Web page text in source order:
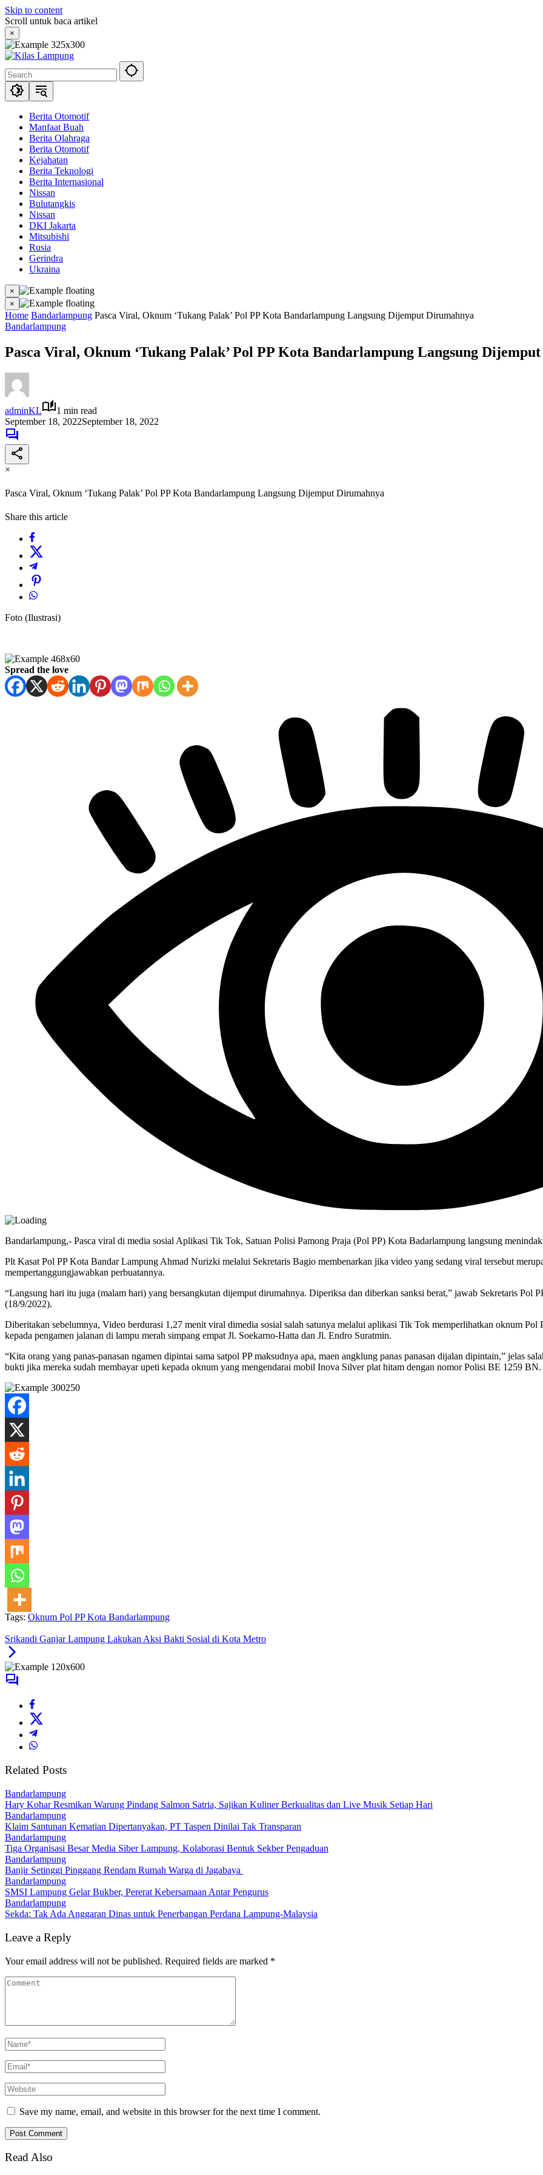
Skip to content
Scroll untuk baca artikel
×
Berita Otomotif
Manfaat Buah
Berita Olahraga
Berita Otomotif
Kejahatan
Berita Teknologi
Berita Internasional
Nissan
Bulutangkis
Nissan
DKI Jakarta
Mitsubishi
Rusia
Gerindra
Ukraina
×
×
Home Bandarlampung Pasca Viral, Oknum ‘Tukang Palak’ Pol PP Kota Bandarlampung Langsung Dijemput Dirumahnya
Bandarlampung
Pasca Viral, Oknum ‘Tukang Palak’ Pol PP Kota Bandarlampung Langsung
adminKL
1 min read
September 18, 2022September 18, 2022
×
Pasca Viral, Oknum ‘Tukang Palak’ Pol PP Kota Bandarlampung Langsung Dijemput Dirumahnya
Share this article
Foto (Ilustrasi)
Spread the love
Bandarlampung,- Pasca viral di media sosial Aplikasi Tik Tok, Satuan Polisi Pamong Praja (Pol PP) Kota Badarlampung langsung
Plt Kasat Pol PP Kota Bandar Lampung Ahmad Nurizki melalui Sekretaris Bagio membenarkan jika video yang sedang viral tersebut
mempertanggungjawabkan perbuatannya.
“Langsung hari itu juga (malam hari) yang bersangkutan dijemput dirumahnya. Diperiksa dan diberkan sanksi berat,” jawab Sekretaris
(18/9/2022).
Diberitakan sebelumnya, Video berdurasi 1,27 menit viral dimedia sosial salah satunya melalui aplikasi Tik Tok memperlihatkan oknum
kepada pengamen jalanan di lampu merah simpang empat Jl. Soekarno-Hatta dan Jl. Endro Suratmin.
“Kita orang yang panas-panasan ngamen dipintai sama satpol PP maksudnya apa, maen angklung panas panasan dijalan dipintain,” jelas
bukti jika mereka sudah membayar upeti kepada oknum yang mengendarai mobil Inova Silver plat hitam dengan nomor Polisi BE 1259
Tags: Oknum Pol PP Kota Bandarlampung
Srikandi Ganjar Lampung Lakukan Aksi Bakti Sosial di Kota Metro
Related Posts
Bandarlampung
Hary Kohar Resmikan Warung Pindang Salmon Satria, Sajikan Kuliner Berkualitas dan Live Musik Setiap Hari
Bandarlampung
Klaim Santunan Kematian Dipertanyakan, PT Taspen Dinilai Tak Transparan
Bandarlampung
Tiga Organisasi Besar Media Siber Lampung, Kolaborasi Bentuk Sekber Pengaduan
Bandarlampung
Banjir Setinggi Pinggang Rendam Rumah Warga di Jagabaya
Bandarlampung
SMSI Lampung Gelar Bukber, Pererat Kebersamaan Antar Pengurus
Bandarlampung
Sekda: Tak Ada Anggaran Dinas untuk Penerbangan Perdana Lampung-Malaysia
Leave a Reply
Your email address will not be published. Required fields are marked *
Save my name, email, and website in this browser for the next time I comment.
Read Also